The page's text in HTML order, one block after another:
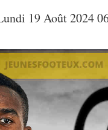
19 Août 2024